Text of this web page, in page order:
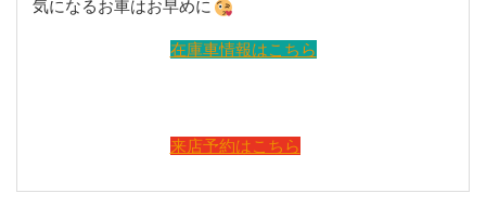
気になるお車はお早めに
在庫車情報はこちら
来店予約はこちら